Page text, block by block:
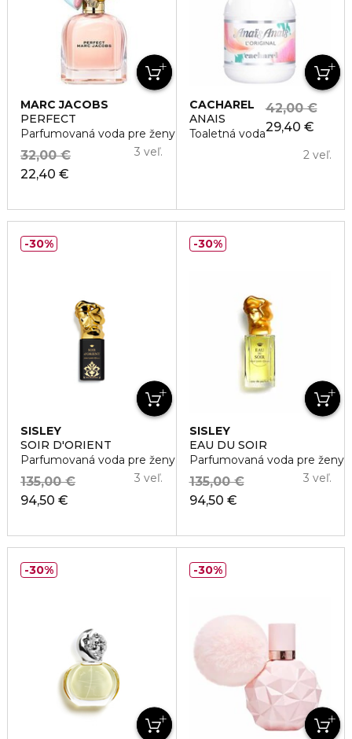
MARC JACOBS
PERFECT
Parfumovaná voda pre ženy
22,40 €
32,00 € 3 veľ.
CACHAREL
ANAIS
Toaletná voda29,40 €
42,00 €
2 veľ.
SISLEY
SOIR D'ORIENT
Parfumovaná voda pre ženy
94,50 €
135,00 € 3 veľ.
30%
SISLEY
EAU DU SOIR
Parfumovaná voda pre ženy
94,50 €
135,00 € 3 veľ.
30%
30% 30%